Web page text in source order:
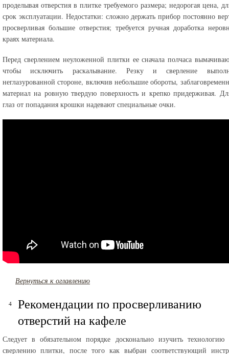
проделывая отверстия в плитке требуемого размера; недорогая цена,
срок эксплуатации. Недостатки: сложно держать прибор постоянно
просверливая большие отверстия; требуется ручная доработка
краях материала.
Перед сверлением неуложенной плитки ее сначала полчаса
чтобы исключить раскалывание. Резку и сверление
неглазурованной стороне, включив небольшие обороты,
материал на ровную твердую поверхность и крепко придерживая.
глаз от попадания крошки надевают специальные очки.
Вернуться к оглавлению
Рекомендации по просверливанию
отверстий на кафеле
Следует в обязательном порядке досконально изучить
сверлению плитки, после того как выбран соответствующий